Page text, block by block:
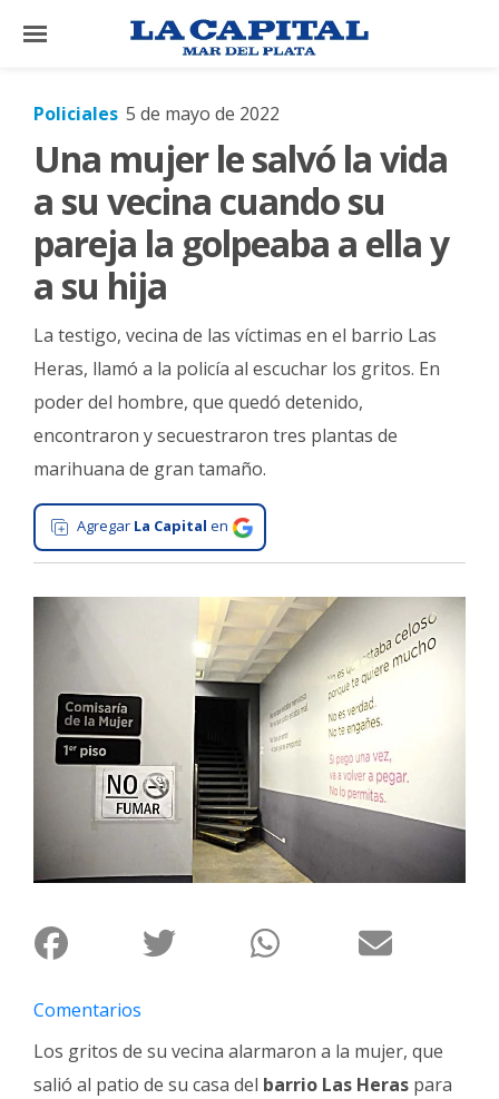
×
El
Mundo
La
Cultura
Tecnología
Gastronomía
Interés
General
La
Arte
Espectáculos
Policiales
Fotos
Familia
Clasificados
Fúnebres
Policiales 5 de mayo de 2022
Una mujer le salvó la vida
a su vecina cuando su
pareja la golpeaba a ella y
a su hija
La testigo, vecina de las víctimas en el barrio Las
Heras, llamó a la policía al escuchar los gritos. En
poder del hombre, que quedó detenido,
encontraron y secuestraron tres plantas de
marihuana de gran tamaño.
Agregar La Capital en
Comentarios
Los gritos de su vecina alarmaron a la mujer, que
salió al patio de su casa del barrio Las Heras para